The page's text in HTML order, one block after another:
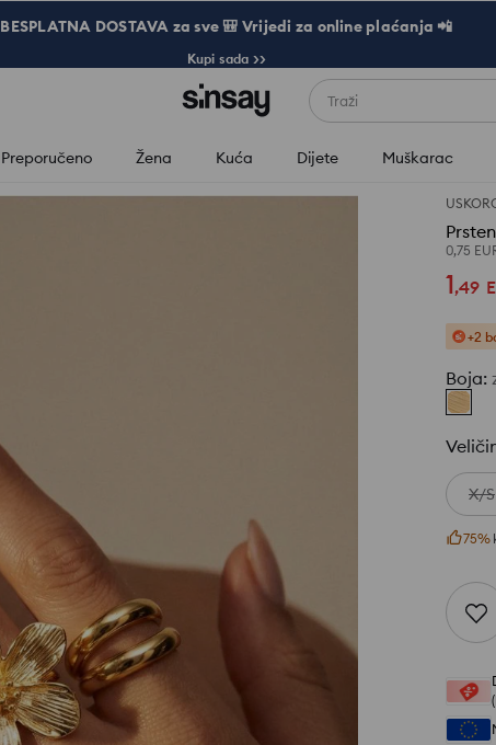
BESPLATNA DOSTAVA za sve 🎒 Vrijedi za online plaćanja 📲
Kupi sada >>
Traži
Preporučeno Žena Kuća Dijete Muškarac
0,75
1,49
+2
Boja:
X/S
75%